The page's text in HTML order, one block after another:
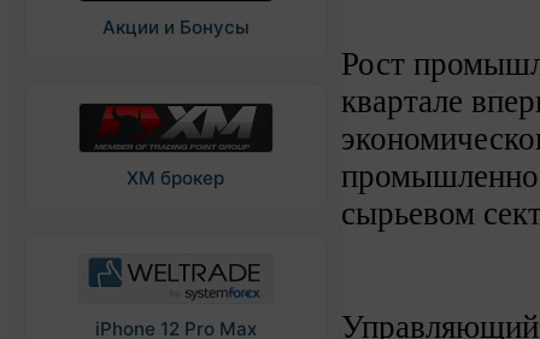
Акции и Бонусы
XM брокер
iPhone 12 Pro Max
Рост
квартале
сырьевом